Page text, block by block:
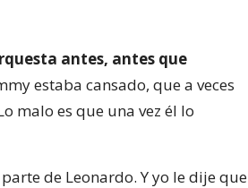
antes, antes que
estaba cansado, que a veces
malo es que una vez él lo
de Leonardo. Y yo le dije que